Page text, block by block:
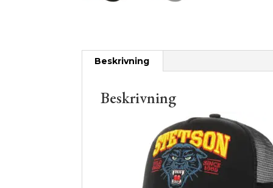
Beskrivning
Beskrivning